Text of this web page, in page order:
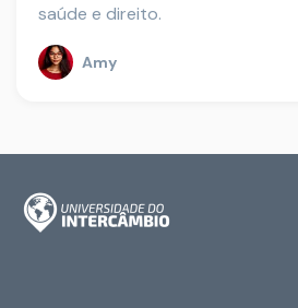
saúde e direito.
Amy